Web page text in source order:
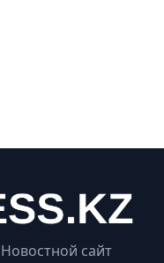
сайт